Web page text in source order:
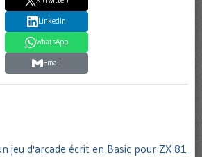
LinkedIn
WhatsApp
Email
jeu d'arcade écrit en Basic pour ZX 81